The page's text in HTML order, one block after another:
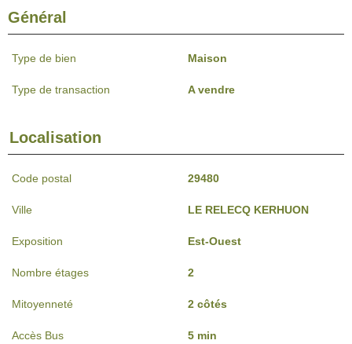
Général
Type de bien Maison
Type de transaction A vendre
Localisation
Code postal 29480
Ville LE RELECQ KERHUON
Exposition Est-Ouest
Nombre étages 2
Mitoyenneté 2 côtés
Accès Bus 5 min